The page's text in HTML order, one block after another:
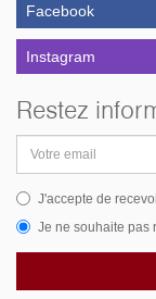
Facebook
Instagram
Restez
email
J'accepte de
Je ne souhaite pas